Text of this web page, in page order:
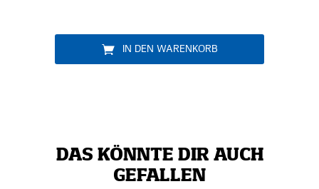
IN DEN WARENKORB
DAS KÖNNTE DIR AUCH
GEFALLEN